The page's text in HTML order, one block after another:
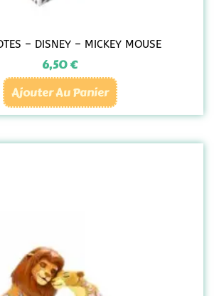
– DISNEY – MICKEY MOUSE
6,50€
Ajouter Au Panier